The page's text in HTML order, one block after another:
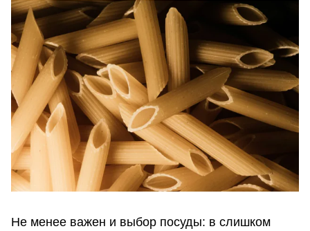
Не менее важен и выбор посуды: в слишком